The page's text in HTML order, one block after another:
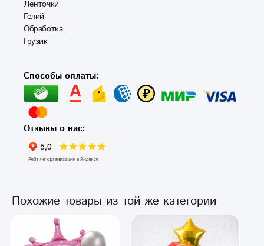
Ленточки
Гелий
Обработка
Грузик
Способы оплаты:
Отзывы о нас:
Похожие товары из той же категории